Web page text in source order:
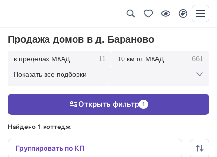
Продажа домов в д. Бараново
в пределах МКАД 11 10 км от МКАД 661
Показать все подборки
Найдено 1 коттедж
Группировать по КП
Открыть фильтр 1